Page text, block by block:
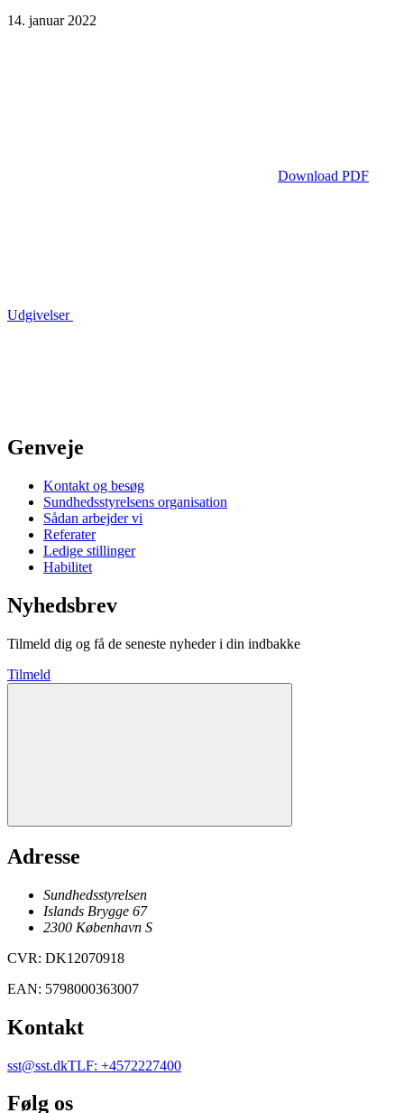
14. januar 2022
Download PDF
Udgivelser
Genveje
Kontakt og besøg
Sundhedsstyrelsens organisation
Sådan arbejder vi
Referater
Ledige stillinger
Habilitet
Nyhedsbrev
Tilmeld dig og få de seneste nyheder i din indbakke
Tilmeld
Adresse
Sundhedsstyrelsen
Islands Brygge 67
2300 København S
CVR: DK12070918
EAN: 5798000363007
Kontakt
sst@sst.dkTLF: +4572227400
Følg os